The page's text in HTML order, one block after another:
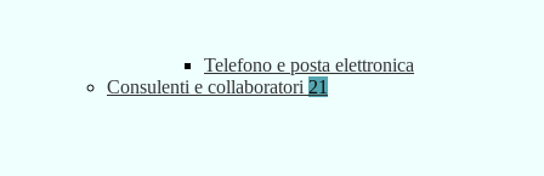
Telefono e posta elettronica
Consulenti e collaboratori 21